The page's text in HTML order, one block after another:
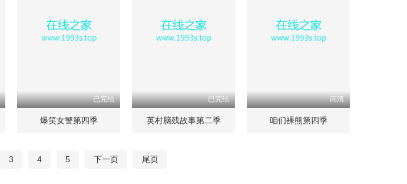
已完结
爆笑女警第四季
已完结
英村脑残故事第二季
高清
咱们裸熊第四季
3 4 5 下一页 尾页